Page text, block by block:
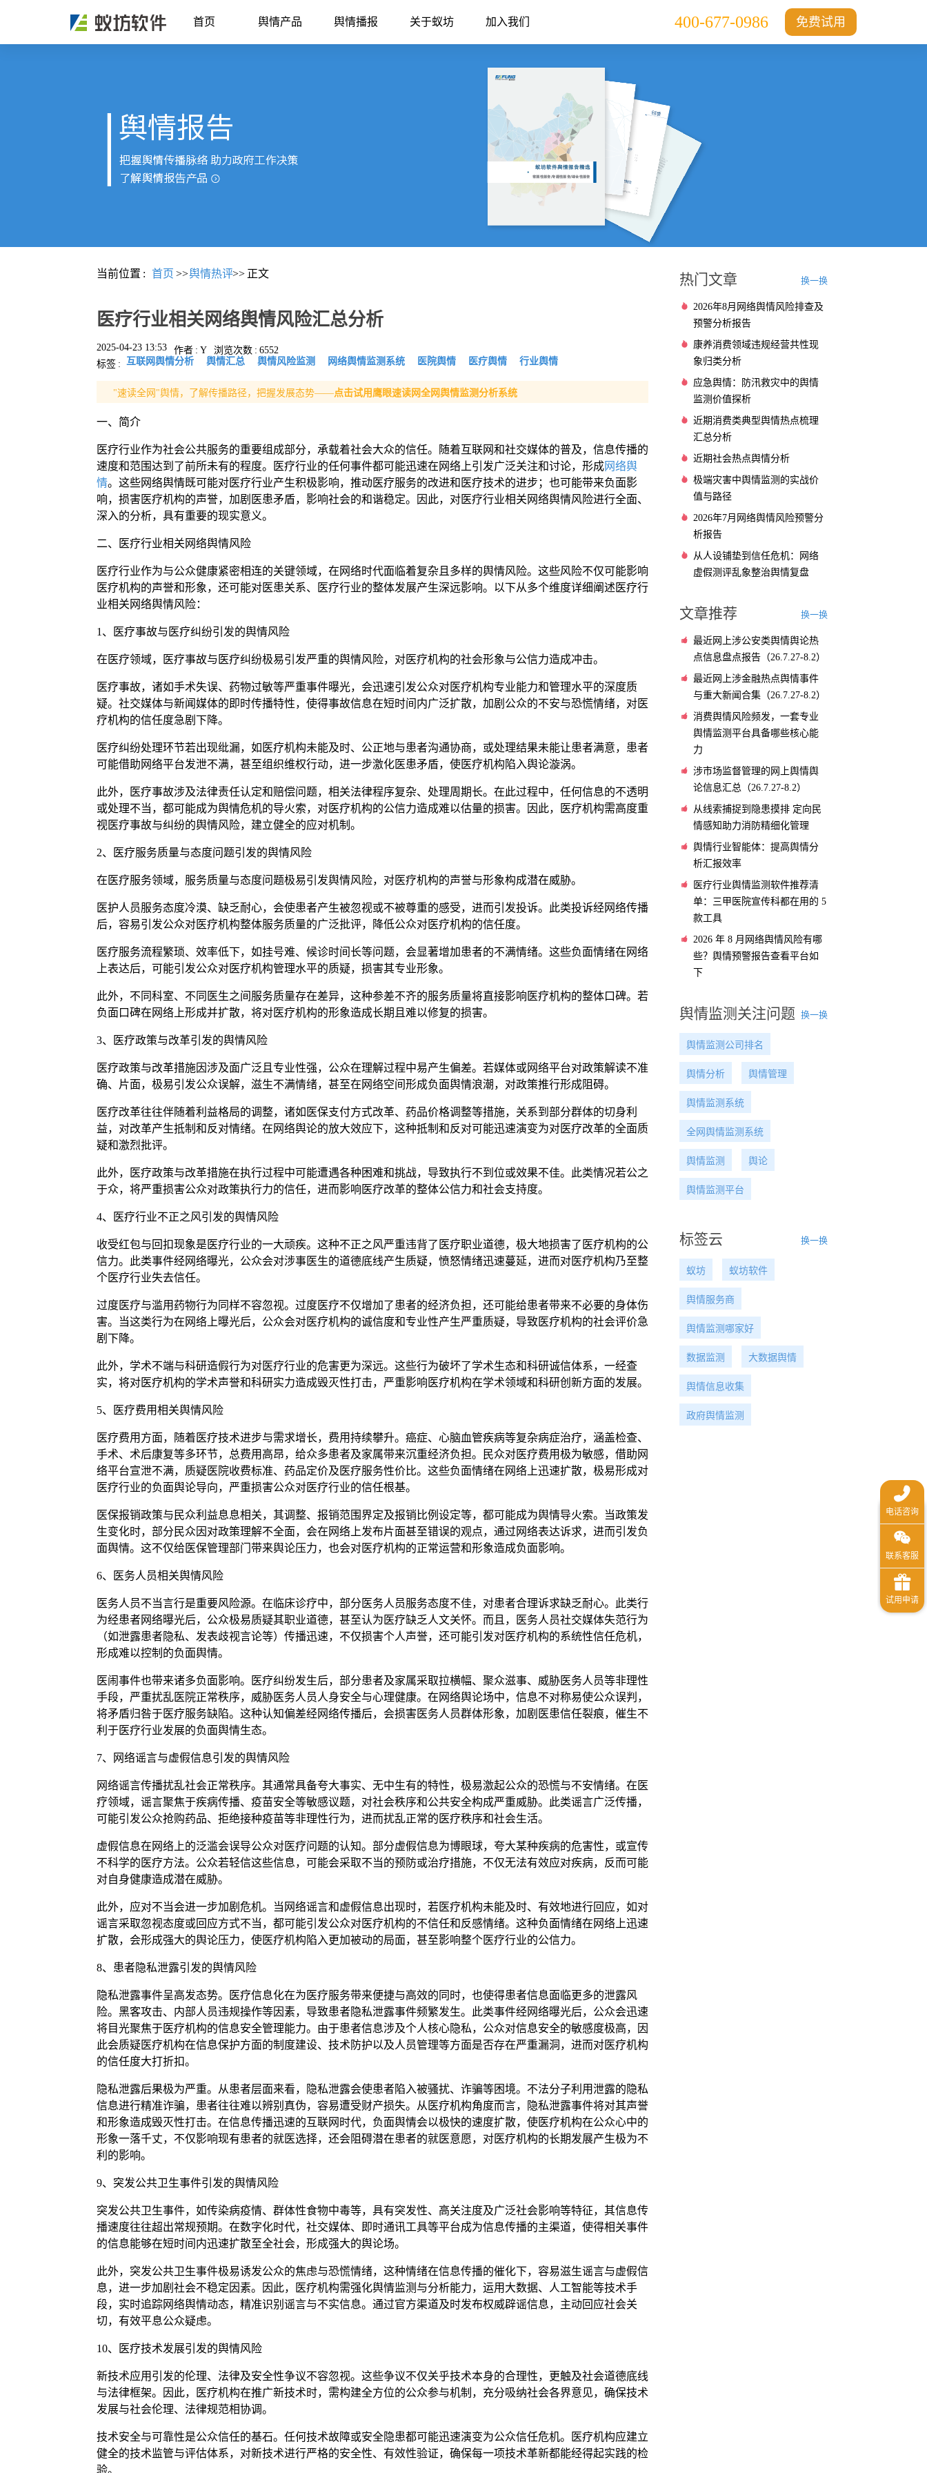
首页 舆情产品 舆情播报 关于蚁坊 加入我们 免费试用
400-677-0986
当前位置 : 首页 >>舆情热评>> 正文
医疗行业相关网络舆情风险汇总分析
2025-04-23 13:53 作者 : Y 浏览次数 : 6552
标签 : 行业舆情
医疗舆情
医院舆情
网络舆情监测系统
舆情风险监测
舆情汇总
互联网舆情分析
"速读全网"舆情，了解传播路径，把握发展态势——点击试用鹰眼速读网全网舆情监测分析系统
一、简介
医疗行业作为社会公共服务的重要组成部分，承载着社会大众的信任。随着互联网和社交媒体的普及，信息传播的
速度和范围达到了前所未有的程度。医疗行业的任何事件都可能迅速在网络上引发广泛关注和讨论，形成网络舆
情。这些网络舆情既可能对医疗行业产生积极影响，推动医疗服务的改进和医疗技术的进步；也可能带来负面影
响，损害医疗机构的声誉，加剧医患矛盾，影响社会的和谐稳定。因此，对医疗行业相关网络舆情风险进行全面、
深入的分析，具有重要的现实意义。
二、医疗行业相关网络舆情风险
医疗行业作为与公众健康紧密相连的关键领域，在网络时代面临着复杂且多样的舆情风险。这些风险不仅可能影响
医疗机构的声誉和形象，还可能对医患关系、医疗行业的整体发展产生深远影响。以下从多个维度详细阐述医疗行
业相关网络舆情风险：
1、医疗事故与医疗纠纷引发的舆情风险
在医疗领域，医疗事故与医疗纠纷极易引发严重的舆情风险，对医疗机构的社会形象与公信力造成冲击。
医疗事故，诸如手术失误、药物过敏等严重事件曝光，会迅速引发公众对医疗机构专业能力和管理水平的深度质
疑。社交媒体与新闻媒体的即时传播特性，使得事故信息在短时间内广泛扩散，加剧公众的不安与恐慌情绪，对医
疗机构的信任度急剧下降。
医疗纠纷处理环节若出现纰漏，如医疗机构未能及时、公正地与患者沟通协商，或处理结果未能让患者满意，患者
可能借助网络平台发泄不满，甚至组织维权行动，进一步激化医患矛盾，使医疗机构陷入舆论漩涡。
此外，医疗事故涉及法律责任认定和赔偿问题，相关法律程序复杂、处理周期长。在此过程中，任何信息的不透明
或处理不当，都可能成为舆情危机的导火索，对医疗机构的公信力造成难以估量的损害。因此，医疗机构需高度重
视医疗事故与纠纷的舆情风险，建立健全的应对机制。
2、医疗服务质量与态度问题引发的舆情风险
在医疗服务领域，服务质量与态度问题极易引发舆情风险，对医疗机构的声誉与形象构成潜在威胁。
医护人员服务态度冷漠、缺乏耐心，会使患者产生被忽视或不被尊重的感受，进而引发投诉。此类投诉经网络传播
后，容易引发公众对医疗机构整体服务质量的广泛批评，降低公众对医疗机构的信任度。
医疗服务流程繁琐、效率低下，如挂号难、候诊时间长等问题，会显著增加患者的不满情绪。这些负面情绪在网络
上表达后，可能引发公众对医疗机构管理水平的质疑，损害其专业形象。
此外，不同科室、不同医生之间服务质量存在差异，这种参差不齐的服务质量将直接影响医疗机构的整体口碑。若
负面口碑在网络上形成并扩散，将对医疗机构的形象造成长期且难以修复的损害。
3、医疗政策与改革引发的舆情风险
医疗政策与改革措施因涉及面广泛且专业性强，公众在理解过程中易产生偏差。若媒体或网络平台对政策解读不准
确、片面，极易引发公众误解，滋生不满情绪，甚至在网络空间形成负面舆情浪潮，对政策推行形成阻碍。
医疗改革往往伴随着利益格局的调整，诸如医保支付方式改革、药品价格调整等措施，关系到部分群体的切身利
益，对改革产生抵制和反对情绪。在网络舆论的放大效应下，这种抵制和反对可能迅速演变为对医疗改革的全面质
疑和激烈批评。
此外，医疗政策与改革措施在执行过程中可能遭遇各种困难和挑战，导致执行不到位或效果不佳。此类情况若公之
于众，将严重损害公众对政策执行力的信任，进而影响医疗改革的整体公信力和社会支持度。
4、医疗行业不正之风引发的舆情风险
收受红包与回扣现象是医疗行业的一大顽疾。这种不正之风严重违背了医疗职业道德，极大地损害了医疗机构的公
信力。此类事件经网络曝光，公众会对涉事医生的道德底线产生质疑，愤怒情绪迅速蔓延，进而对医疗机构乃至整
个医疗行业失去信任。
过度医疗与滥用药物行为同样不容忽视。过度医疗不仅增加了患者的经济负担，还可能给患者带来不必要的身体伤
害。当这类行为在网络上曝光后，公众会对医疗机构的诚信度和专业性产生严重质疑，导致医疗机构的社会评价急
剧下降。
此外，学术不端与科研造假行为对医疗行业的危害更为深远。这些行为破坏了学术生态和科研诚信体系，一经查
实，将对医疗机构的学术声誉和科研实力造成毁灭性打击，严重影响医疗机构在学术领域和科研创新方面的发展。
5、医疗费用相关舆情风险
医疗费用方面，随着医疗技术进步与需求增长，费用持续攀升。癌症、心脑血管疾病等复杂病症治疗，涵盖检查、
手术、术后康复等多环节，总费用高昂，给众多患者及家属带来沉重经济负担。民众对医疗费用极为敏感，借助网
络平台宣泄不满，质疑医院收费标准、药品定价及医疗服务性价比。这些负面情绪在网络上迅速扩散，极易形成对
医疗行业的负面舆论导向，严重损害公众对医疗行业的信任根基。
医保报销政策与民众利益息息相关，其调整、报销范围界定及报销比例设定等，都可能成为舆情导火索。当政策发
生变化时，部分民众因对政策理解不全面，会在网络上发布片面甚至错误的观点，通过网络表达诉求，进而引发负
面舆情。这不仅给医保管理部门带来舆论压力，也会对医疗机构的正常运营和形象造成负面影响。
6、医务人员相关舆情风险
医务人员不当言行是重要风险源。在临床诊疗中，部分医务人员服务态度不佳，对患者合理诉求缺乏耐心。此类行
为经患者网络曝光后，公众极易质疑其职业道德，甚至认为医疗缺乏人文关怀。而且，医务人员社交媒体失范行为
（如泄露患者隐私、发表歧视言论等）传播迅速，不仅损害个人声誉，还可能引发对医疗机构的系统性信任危机，
形成难以控制的负面舆情。
医闹事件也带来诸多负面影响。医疗纠纷发生后，部分患者及家属采取拉横幅、聚众滋事、威胁医务人员等非理性
手段，严重扰乱医院正常秩序，威胁医务人员人身安全与心理健康。在网络舆论场中，信息不对称易使公众误判，
将矛盾归咎于医疗服务缺陷。这种认知偏差经网络传播后，会损害医务人员群体形象，加剧医患信任裂痕，催生不
利于医疗行业发展的负面舆情生态。
7、网络谣言与虚假信息引发的舆情风险
网络谣言传播扰乱社会正常秩序。其通常具备夸大事实、无中生有的特性，极易激起公众的恐慌与不安情绪。在医
疗领域，谣言聚焦于疾病传播、疫苗安全等敏感议题，对社会秩序和公共安全构成严重威胁。此类谣言广泛传播，
可能引发公众抢购药品、拒绝接种疫苗等非理性行为，进而扰乱正常的医疗秩序和社会生活。
虚假信息在网络上的泛滥会误导公众对医疗问题的认知。部分虚假信息为博眼球，夸大某种疾病的危害性，或宣传
不科学的医疗方法。公众若轻信这些信息，可能会采取不当的预防或治疗措施，不仅无法有效应对疾病，反而可能
对自身健康造成潜在威胁。
此外，应对不当会进一步加剧危机。当网络谣言和虚假信息出现时，若医疗机构未能及时、有效地进行回应，如对
谣言采取忽视态度或回应方式不当，都可能引发公众对医疗机构的不信任和反感情绪。这种负面情绪在网络上迅速
扩散，会形成强大的舆论压力，使医疗机构陷入更加被动的局面，甚至影响整个医疗行业的公信力。
8、患者隐私泄露引发的舆情风险
隐私泄露事件呈高发态势。医疗信息化在为医疗服务带来便捷与高效的同时，也使得患者信息面临更多的泄露风
险。黑客攻击、内部人员违规操作等因素，导致患者隐私泄露事件频繁发生。此类事件经网络曝光后，公众会迅速
将目光聚焦于医疗机构的信息安全管理能力。由于患者信息涉及个人核心隐私，公众对信息安全的敏感度极高，因
此会质疑医疗机构在信息保护方面的制度建设、技术防护以及人员管理等方面是否存在严重漏洞，进而对医疗机构
的信任度大打折扣。
隐私泄露后果极为严重。从患者层面来看，隐私泄露会使患者陷入被骚扰、诈骗等困境。不法分子利用泄露的隐私
信息进行精准诈骗，患者往往难以辨别真伪，容易遭受财产损失。从医疗机构角度而言，隐私泄露事件将对其声誉
和形象造成毁灭性打击。在信息传播迅速的互联网时代，负面舆情会以极快的速度扩散，使医疗机构在公众心中的
形象一落千丈，不仅影响现有患者的就医选择，还会阻碍潜在患者的就医意愿，对医疗机构的长期发展产生极为不
利的影响。
9、突发公共卫生事件引发的舆情风险
突发公共卫生事件，如传染病疫情、群体性食物中毒等，具有突发性、高关注度及广泛社会影响等特征，其信息传
播速度往往超出常规预期。在数字化时代，社交媒体、即时通讯工具等平台成为信息传播的主渠道，使得相关事件
的信息能够在短时间内迅速扩散至全社会，形成强大的舆论场。
此外，突发公共卫生事件极易诱发公众的焦虑与恐慌情绪，这种情绪在信息传播的催化下，容易滋生谣言与虚假信
息，进一步加剧社会不稳定因素。因此，医疗机构需强化舆情监测与分析能力，运用大数据、人工智能等技术手
段，实时追踪网络舆情动态，精准识别谣言与不实信息。通过官方渠道及时发布权威辟谣信息，主动回应社会关
切，有效平息公众疑虑。
10、医疗技术发展引发的舆情风险
新技术应用引发的伦理、法律及安全性争议不容忽视。这些争议不仅关乎技术本身的合理性，更触及社会道德底线
与法律框架。因此，医疗机构在推广新技术时，需构建全方位的公众参与机制，充分吸纳社会各界意见，确保技术
发展与社会伦理、法律规范相协调。
技术安全与可靠性是公众信任的基石。任何技术故障或安全隐患都可能迅速演变为公众信任危机。医疗机构应建立
健全的技术监管与评估体系，对新技术进行严格的安全性、有效性验证，确保每一项技术革新都能经得起实践的检
验。
热门文章 换一换
2026年8月网络舆情风险排查及
预警分析报告
康养消费领域违规经营共性现
象归类分析
应急舆情：防汛救灾中的舆情
监测价值探析
近期消费类典型舆情热点梳理
汇总分析
近期社会热点舆情分析
极端灾害中舆情监测的实战价
值与路径
2026年7月网络舆情风险预警分
析报告
从人设铺垫到信任危机：网络
虚假测评乱象整治舆情复盘
文章推荐 换一换
最近网上涉公安类舆情舆论热
点信息盘点报告（26.7.27-8.2）
最近网上涉金融热点舆情事件
与重大新闻合集（26.7.27-8.2）
消费舆情风险频发，一套专业
舆情监测平台具备哪些核心能
力
涉市场监督管理的网上舆情舆
论信息汇总（26.7.27-8.2）
从线索捕捉到隐患摸排 定向民
情感知助力消防精细化管理
舆情行业智能体：提高舆情分
析汇报效率
医疗行业舆情监测软件推荐清
单：三甲医院宣传科都在用的 5
款工具
2026 年 8 月网络舆情风险有哪
些？舆情预警报告查看平台如
下
舆情监测关注问题 换一换
舆情监测公司排名
舆情分析 舆情管理
舆情监测系统
全网舆情监测系统
舆情监测 舆论
舆情监测平台
标签云 换一换
蚁坊 蚁坊软件
舆情服务商
舆情监测哪家好
数据监测 大数据舆情
舆情信息收集
政府舆情监测